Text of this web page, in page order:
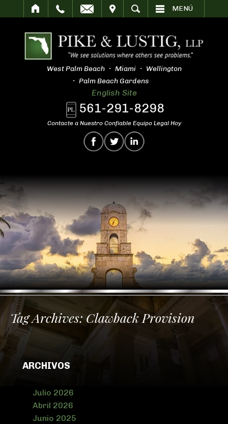
BUSCAR MENÚ
West Palm Beach Miami
Wellington
Palm Beach Gardens
English Site
561-291-8298
Contacte a Nuestro Confiable Equipo Legal Hoy
Tag Archives: Clawback Provision
ARCHIVOS
Julio 2026
Abril 2026
Junio 2025